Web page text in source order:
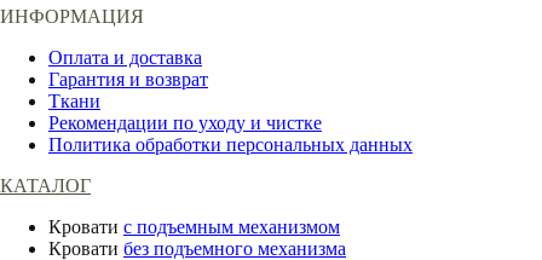
ИНФОРМАЦИЯ
Оплата и доставка
Гарантия и возврат
Ткани
Рекомендации по уходу и чистке
Политика обработки персональных данных
КАТАЛОГ
Кровати с подъемным механизмом
Кровати без подъемного механизма